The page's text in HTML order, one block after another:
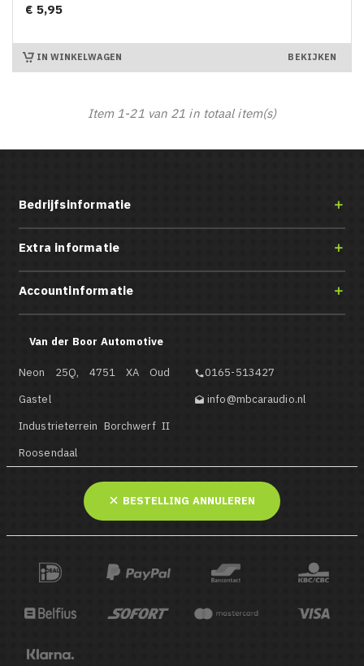
Prijs
€ 5,95
IN WINKELWAGEN BEKIJKEN
Item 1-21 van 21 in totaal item(s)
Bedrijfsinformatie 
Extra informatie 
Accountinformatie 
Van der Boor Automotive
Neon 25Q, 4751 XA Oud
Gastel
Industrieterrein Borchwerf II
Roosendaal
0165-513427
 info@mbcaraudio.nl
BESTELLING ANNULEREN